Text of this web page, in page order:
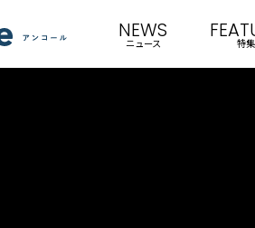
NEWS
ニュース 特集